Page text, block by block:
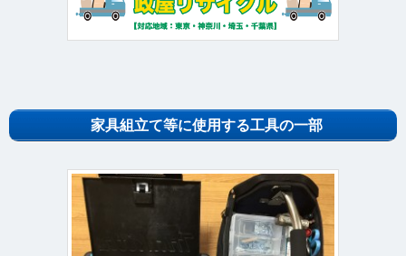
家具組立て等に使用する工具の一部